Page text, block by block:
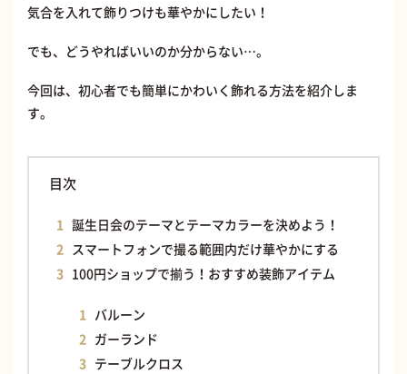
気合を入れて飾りつけも華やかにしたい！
でも、どうやればいいのか分からない…。
今回は、初心者でも簡単にかわいく飾れる方法を紹介しま
す。
目次
誕生日会のテーマとテーマカラーを決めよう！
スマートフォンで撮る範囲内だけ華やかにする
100円ショップで揃う！おすすめ装飾アイテム
バルーン
ガーランド
テーブルクロス